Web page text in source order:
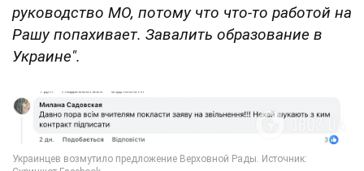
руководство МО, потому что что-то работой на
Рашу попахивает. Завалить образование в
Украине".